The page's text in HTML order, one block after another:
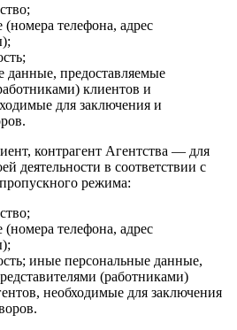
телефона, адрес
данные, предоставляемые
клиентов и
для заключения и
контрагент Агентства — для
деятельности в соответствии с
режима:
телефона, адрес
иные персональные данные,
(работниками)
необходимые для заключения